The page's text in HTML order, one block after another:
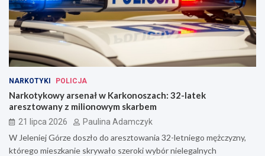
NARKOTYKI POLICJA
Narkotykowy arsenał w Karkonoszach: 32-latek
aresztowany z milionowym skarbem
21 lipca 2026 Paulina Adamczyk
W Jeleniej Górze doszło do aresztowania 32-letniego mężczyzny,
którego mieszkanie skrywało szeroki wybór nielegalnych